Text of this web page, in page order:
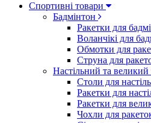
Спортивні товари
Бадмінтон
Ракетки для
Воланчікі для
Обмотки для
Струна для
Настільний та великий
Столи для
Ракетки для
Ракетки для
Чохли для